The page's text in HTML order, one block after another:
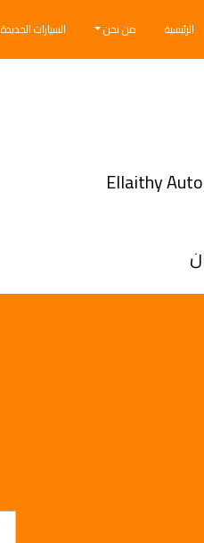
Ellaithy Auto
Breadcrumb الرئيسية من نحن السيارات الجديدة
Ellaithy